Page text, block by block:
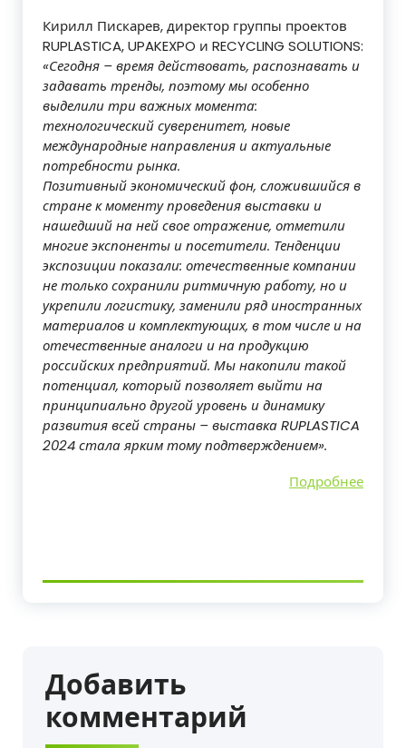
Кирилл Пискарев, директор группы проектов
RUPLASTICA, UPAKEXPO и RECYCLING SOLUTIONS:
«Сегодня – время действовать, распознавать и
задавать тренды, поэтому мы особенно
выделили три важных момента:
технологический суверенитет, новые
международные направления и актуальные
потребности рынка.
Позитивный экономический фон, сложившийся в
стране к моменту проведения выставки и
нашедший на ней свое отражение, отметили
многие экспоненты и посетители. Тенденции
экспозиции показали: отечественные компании
не только сохранили ритмичную работу, но и
укрепили логистику, заменили ряд иностранных
материалов и комплектующих, в том числе и на
отечественные аналоги и на продукцию
российских предприятий. Мы накопили такой
потенциал, который позволяет выйти на
принципиально другой уровень и динамику
развития всей страны – выставка RUPLASTICA
2024 стала ярким тому подтверждением».
Подробнее
Добавить
комментарий